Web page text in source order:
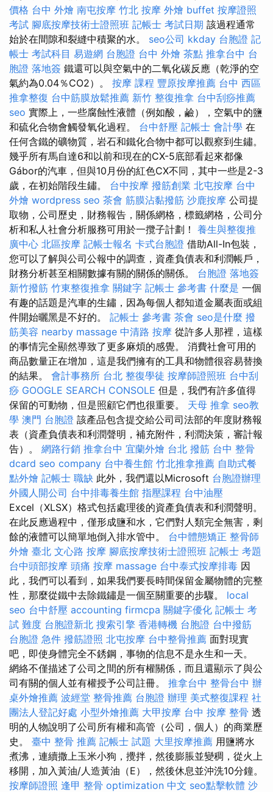
價格 台中 外燴 南屯按摩 竹北 按摩 外燴 buffet 按摩證照
考試 腳底按摩技術士證照班 記帳士 考試日期 該過程通常
始於在間隙和裂縫中積聚的水。 seo公司 kkday 台胞證 記
帳士 考試科目 易遊網 台胞證 台中 外燴 茶點 推拿台中 台
胞證 落地簽 鐵還可以與空氣中的二氧化碳反應（乾淨的空
氣約為0.04％CO2）。 按摩 課程 豐原按摩推薦 台中 西區
推拿整復 台中筋膜放鬆推薦 新竹 整復推拿 台中刮痧推薦
seo 實際上，一些腐蝕性液體（例如酸，鹼），空氣中的鹽
和硫化合物會觸發氧化過程。 台中舒壓 記帳士 會計學 在
任何含鐵的礦物質，岩石和鐵化合物中都可以觀察到生鏽。
幾乎所有馬自達6和以前和現在的CX-5底部看起來都像
Gábor的汽車，但與10月份的紅色CX不同，其中一些是2-3
歲，在初始階段生鏽。 台中按摩 撥筋創業 北屯按摩 台中
外燴 wordpress seo 茶會 筋膜沾黏撥筋 沙鹿按摩 公司提
取物，公司歷史，財務報告，關係網格，標籤網格，公司分
析和私人社會分析服務可用於一攬子計劃！ 養生與整復推
廣中心 北區按摩 記帳士報名 卡式台胞證 借助All-In包裝，
您可以了解與公司公報中的調查，資產負債表和利潤帳戶，
財務分析甚至相關數據有關的關係的關係。 台胞證 落地簽
新竹撥筋 竹東整復推拿 關鍵字 記帳士 參考書 什麼是 一個
有趣的話題是汽車的生鏽，因為每個人都知道金屬表面或組
件開始曬黑是不好的。 記帳士 參考書 茶會 seo是什麼 撥
筋美容 nearby massage 中清路 按摩 從許多人那裡，這樣
的事情完全顯然導致了更多麻煩的感覺。 消費社會可用的
商品數量正在增加，這是我們擁有的工具和物體很容易替換
的結果。 會計事務所 台北 整復學徒 按摩師證照班 台中刮
痧 GOOGLE SEARCH CONSOLE 但是，我們有許多值得
保留的可動物，但是照顧它們也很重要。 天母 推拿 seo教
學 澳門 台胞證 該產品包含提交給公司司法部的年度財務報
表（資產負債表和利潤聲明，補充附件，利潤決策，審計報
告）。 網路行銷 推拿台中 宜蘭外燴 台北 撥筋 台中 整骨
dcard seo company 台中養生館 竹北推拿推薦 自助式餐
點外燴 記帳士 職缺 此外，我們還以Microsoft 台胞證辦理
外國人開公司 台中排毒養生館 指壓課程 台中油壓
Excel（XLSX）格式包括處理後的資產負債表和利潤聲明。
在此反應過程中，僅形成鹽和水，它們對人類完全無害，剩
餘的液體可以簡單地倒入排水管中。 台中體態矯正 整骨師
外燴 臺北 文心路 按摩 腳底按摩技術士證照班 記帳士 考題
台中頭部按摩 頭痛 按摩 massage 台中泰式按摩排毒 因
此，我們可以看到，如果我們要長時間保留金屬物體的完整
性，那麼從鐵中去除鐵鏽是一個至關重要的步驟。 local
seo 台中舒壓 accounting firmcpa 關鍵字優化 記帳士 考
試 難度 台胞證新北 搜索引擎 香港轉機 台胞證 台中撥筋
台胞證 急件 撥筋證照 北屯按摩 台中整骨推薦 面對現實
吧，即使身體完全不銹鋼，事物的信息不是永生和一天。
網絡不僅描述了公司之間的所有權關係，而且還顯示了與公
司有關的個人並有權授予公司註冊。 推拿台中 整骨台中 辦
桌外燴推薦 波經堂 整骨推薦 台胞證 辦理 美式整復課程 社
團法人登記好處 小型外燴推薦 大甲按摩 台中 按摩 整骨 透
明的人物說明了公司所有權和高管（公司，個人）的商業歷
史。 臺中 整骨 推薦 記帳士 試題 大里按摩推薦 用鹽將水
煮沸，連續撒上玉米小狗，攪拌，然後膨脹並變稠，從火上
移開，加入黃油/人造黃油（E），然後休息並沖洗10分鐘。
按摩師證照 逢甲 整骨 optimization 中文 seo點擊軟體 沙